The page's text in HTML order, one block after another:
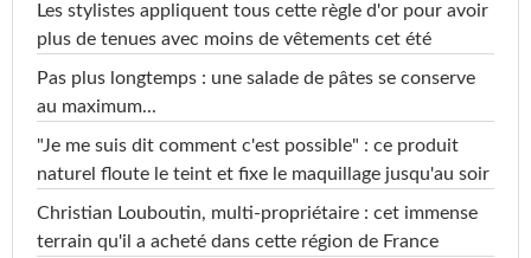
Les stylistes appliquent tous cette règle d'or pour avoir
plus de tenues avec moins de vêtements cet été
Pas plus longtemps : une salade de pâtes se conserve
au maximum...
"Je me suis dit comment c'est possible" : ce produit
naturel floute le teint et fixe le maquillage jusqu'au soir
Christian Louboutin, multi-propriétaire : cet immense
terrain qu'il a acheté dans cette région de France